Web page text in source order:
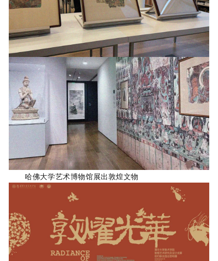
哈佛大学艺术博物馆展出敦煌文物